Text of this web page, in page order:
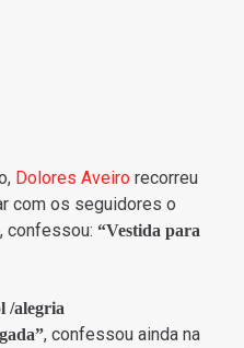
Dolores Aveiro recorreu
com os seguidores o
confessou:“Vestida para
/alegria
, confessou ainda na